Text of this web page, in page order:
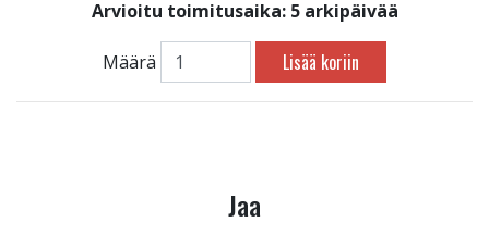
Arvioitu toimitusaika: 5 arkipäivää
Määrä Lisää koriin
Jaa